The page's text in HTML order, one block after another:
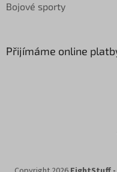
Bojové sporty
Přijímáme online